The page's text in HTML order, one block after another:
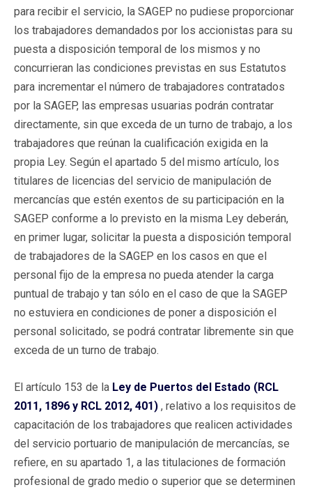
para recibir el servicio, la SAGEP no pudiese proporcionar
los trabajadores demandados por los accionistas para su
puesta a disposición temporal de los mismos y no
concurrieran las condiciones previstas en sus Estatutos
para incrementar el número de trabajadores contratados
por la SAGEP, las empresas usuarias podrán contratar
directamente, sin que exceda de un turno de trabajo, a los
trabajadores que reúnan la cualificación exigida en la
propia Ley. Según el apartado 5 del mismo artículo, los
titulares de licencias del servicio de manipulación de
mercancías que estén exentos de su participación en la
SAGEP conforme a lo previsto en la misma Ley deberán,
en primer lugar, solicitar la puesta a disposición temporal
de trabajadores de la SAGEP en los casos en que el
personal fijo de la empresa no pueda atender la carga
puntual de trabajo y tan sólo en el caso de que la SAGEP
no estuviera en condiciones de poner a disposición el
personal solicitado, se podrá contratar libremente sin que
exceda de un turno de trabajo.
El artículo 153 de la Ley de Puertos del Estado (RCL
2011, 1896 y RCL 2012, 401) , relativo a los requisitos de
capacitación de los trabajadores que realicen actividades
del servicio portuario de manipulación de mercancías, se
refiere, en su apartado 1, a las titulaciones de formación
profesional de grado medio o superior que se determinen